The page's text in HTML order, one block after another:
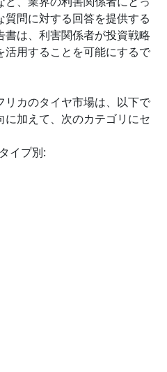
問に対する回答を提供する
は、利害関係者が投資戦略
活用することを可能にするで
リカのタイヤ市場は、以下で
に加えて、次のカテゴリにセ
イプ別: